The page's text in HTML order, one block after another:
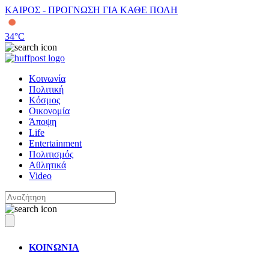
ΚΑΙΡΟΣ - ΠΡΟΓΝΩΣΗ ΓΙΑ ΚΑΘΕ ΠΟΛΗ
34°C
Κοινωνία
Πολιτική
Κόσμος
Οικονομία
Άποψη
Life
Entertainment
Πολιτισμός
Αθλητικά
Video
ΚΟΙΝΩΝΙΑ